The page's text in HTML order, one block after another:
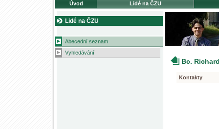
Úvod Lidé na ČZU
Lidé na ČZU
Abecední seznam
Vyhledávání
Bc.
Kontakty